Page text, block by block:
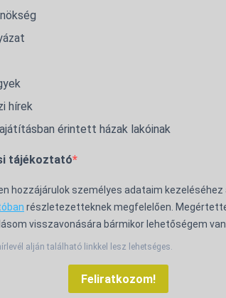
hírek
érintett házak lakóinak
tájékoztató
hozzájárulok személyes adataim kezeléséhez
részletezetteknek megfelelően.
visszavonására bármikor lehetőségem van.
alján található linkkel lesz lehetséges.
Feliratkozom!